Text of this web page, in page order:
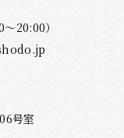
～20:00）
号室